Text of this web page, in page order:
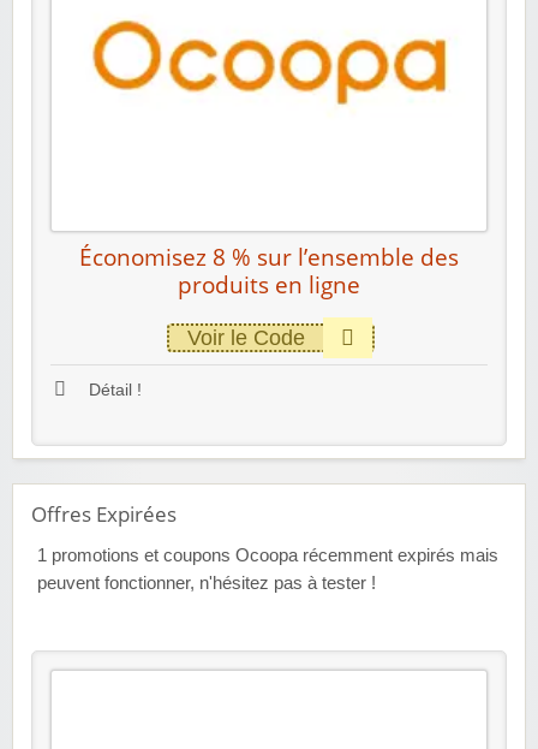
Économisez 8 % sur l’ensemble des
produits en ligne
Voir le Code
Détail !
Offres Expirées
1 promotions et coupons Ocoopa récemment expirés mais
peuvent fonctionner, n'hésitez pas à tester !